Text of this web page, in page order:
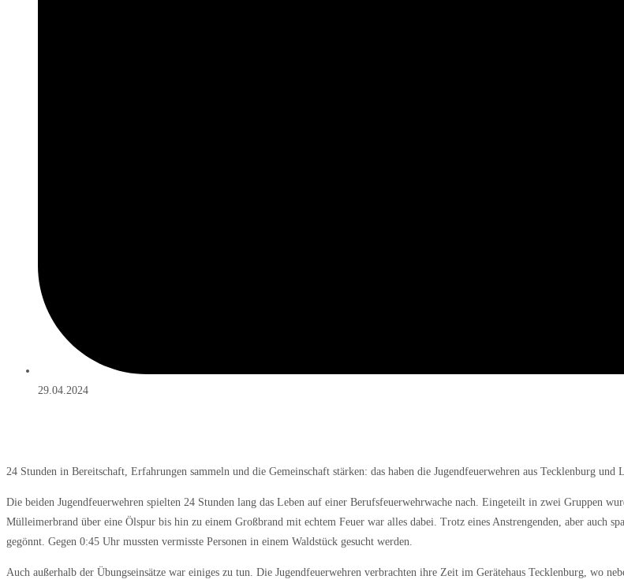
29.04.2024
24 Stunden in Bereitschaft, Erfahrungen sammeln und die Gemeinschaft stärken: das haben die Jugendfeuerwehren aus Tecklenburg und
Die beiden Jugendfeuerwehren spielten 24 Stunden lang das Leben auf einer Berufsfeuerwehrwache nach. Eingeteilt in zwei Gruppen
Mülleimerbrand über eine Ölspur bis hin zu einem Großbrand mit echtem Feuer war alles dabei. Trotz eines Anstrengenden, aber auch
gegönnt. Gegen 0:45 Uhr mussten vermisste Personen in einem Waldstück gesucht werden.
Auch außerhalb der Übungseinsätze war einiges zu tun. Die Jugendfeuerwehren verbrachten ihre Zeit im Gerätehaus Tecklenburg, wo